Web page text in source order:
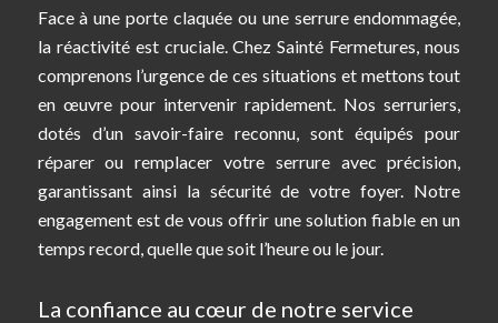
Face à une porte claquée ou une serrure endommagée,
la réactivité est cruciale. Chez Sainté Fermetures, nous
comprenons l’urgence de ces situations et mettons tout
en œuvre pour intervenir rapidement. Nos serruriers,
dotés d’un savoir-faire reconnu, sont équipés pour
réparer ou remplacer votre serrure avec précision,
garantissant ainsi la sécurité de votre foyer. Notre
engagement est de vous offrir une solution fiable en un
temps record, quelle que soit l’heure ou le jour.
La confiance au cœur de notre service